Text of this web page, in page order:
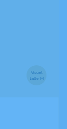
Visuel
taille M